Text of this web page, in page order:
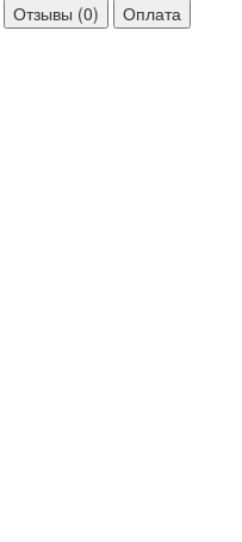
Отзывы (0)
Оплата